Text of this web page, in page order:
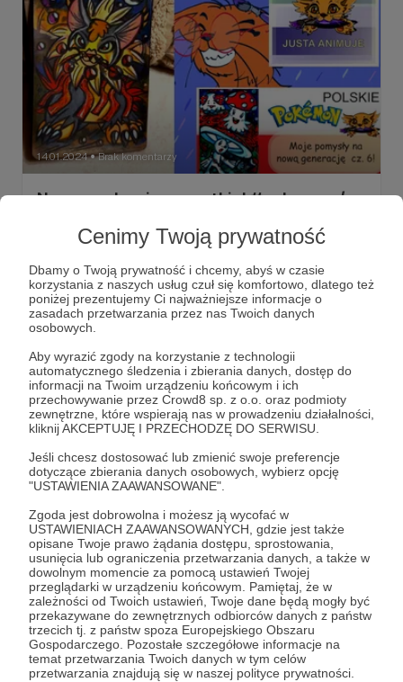
Cenimy Twoją prywatność
Dbamy o Twoją prywatność i chcemy, abyś w czasie
korzystania z naszych usług czuł się komfortowo, dlatego też
poniżej prezentujemy Ci najważniejsze informacje o
zasadach przetwarzania przez nas Twoich danych
osobowych.
Aby wyrazić zgody na korzystanie z technologii
automatycznego śledzenia i zbierania danych, dostęp do
informacji na Twoim urządzeniu końcowym i ich
przechowywanie przez Crowd8 sp. z o.o. oraz podmioty
zewnętrzne, które wspierają nas w prowadzeniu działalności,
kliknij AKCEPTUJĘ I PRZECHODZĘ DO SERWISU.
Jeśli chcesz dostosować lub zmienić swoje preferencje
dotyczące zbierania danych osobowych, wybierz opcję
"USTAWIENIA ZAAWANSOWANE".
Zgoda jest dobrowolna i możesz ją wycofać w
USTAWIENIACH ZAAWANSOWANYCH, gdzie jest także
opisane Twoje prawo żądania dostępu, sprostowania,
usunięcia lub ograniczenia przetwarzania danych, a także w
dowolnym momencie za pomocą ustawień Twojej
przeglądarki w urządzeniu końcowym. Pamiętaj, że w
zależności od Twoich ustawień, Twoje dane będą mogły być
przekazywane do zewnętrznych odbiorców danych z państw
trzecich tj. z państw spoza Europejskiego Obszaru
Gospodarczego. Pozostałe szczegółowe informacje na
temat przetwarzania Twoich danych w tym celów
przetwarzania znajdują się w naszej polityce prywatności.
14.01.2024 ● Brak komentarzy
Narysowałam je wszystkie! #pokemon /
Wracam z filmami i podcastami! JUSTA ANIMUJE odc. 4
podcastowy już na moim kanale You Tube. To pierwsza
premiera w 2024 roku. W planach inne odcinki (w tym
klasyczne JUSTA ANIMUJE i LIVE), ale najpierw
opowiadam o tych postaciach, które rysowałam w filmach
shorts i w kolorowankach...
animacja podcast rysunki
12.06.2022 ● Brak komentarzy
ANIMATIK odc. # 50 / Scenka z Diną i
bitwa / ujęcia do CHIMERY odc. 2 / Adobe
Animate
Fragment bitwy i kilka ujęć z Diną! To już 50 animatik...
Jeszcze troszkę ilustracji powstanie i wygląda na to, że 2